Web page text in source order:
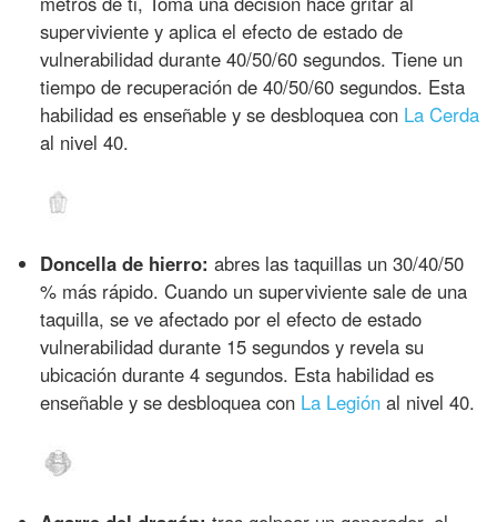
superviviente y aplica el efecto de estado de
vulnerabilidad durante 40/50/60 segundos. Tiene un
tiempo de recuperación de 40/50/60 segundos. Esta
habilidad es enseñable y se desbloquea con La Cerda
al nivel 40.
Doncella de hierro: abres las taquillas un 30/40/50
% más rápido. Cuando un superviviente sale de una
taquilla, se ve afectado por el efecto de estado
vulnerabilidad durante 15 segundos y revela su
ubicación durante 4 segundos. Esta habilidad es
enseñable y se desbloquea con La Legión al nivel 40.